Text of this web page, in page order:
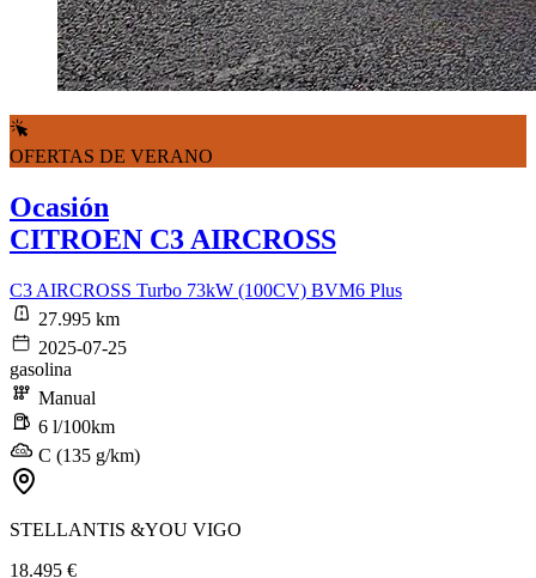
OFERTAS DE VERANO
Ocasión
CITROEN C3 AIRCROSS
C3 AIRCROSS Turbo 73kW (100CV) BVM6 Plus
27.995 km
2025-07-25
gasolina
Manual
6 l/100km
C (135 g/km)
STELLANTIS &YOU VIGO
18.495 €